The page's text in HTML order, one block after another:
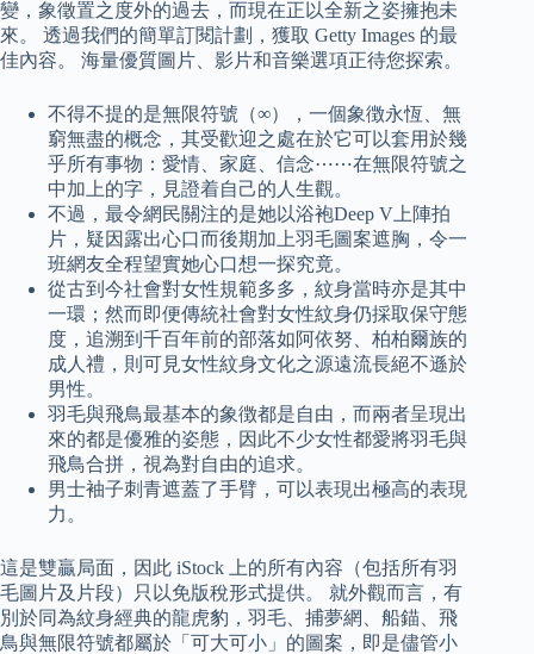
變，象徵置之度外的過去，而現在正以全新之姿擁抱未
來。 透過我們的簡單訂閱計劃，獲取 Getty Images 的最
佳內容。 海量優質圖片、影片和音樂選項正待您探索。
不得不提的是無限符號（∞），一個象徴永恆、無
窮無盡的概念，其受歡迎之處在於它可以套用於幾
乎所有事物：愛情、家庭、信念⋯⋯在無限符號之
中加上的字，見證着自己的人生觀。
不過，最令網民關注的是她以浴袍Deep V上陣拍
片，疑因露出心口而後期加上羽毛圖案遮胸，令一
班網友全程望實她心口想一探究竟。
從古到今社會對女性規範多多，紋身當時亦是其中
一環；然而即便傳統社會對女性紋身仍採取保守態
度，追溯到千百年前的部落如阿依努、柏柏爾族的
成人禮，則可見女性紋身文化之源遠流長絕不遜於
男性。
羽毛與飛鳥最基本的象徴都是自由，而兩者呈現出
來的都是優雅的姿態，因此不少女性都愛將羽毛與
飛鳥合拼，視為對自由的追求。
男士袖子刺青遮蓋了手臂，可以表現出極高的表現
力。
這是雙贏局面，因此 iStock 上的所有內容（包括所有羽
毛圖片及片段）只以免版稅形式提供。 就外觀而言，有
別於同為紋身經典的龍虎豹，羽毛、捕夢網、船錨、飛
鳥與無限符號都屬於「可大可小」的圖案，即是儘管小